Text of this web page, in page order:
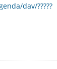
dav/?????